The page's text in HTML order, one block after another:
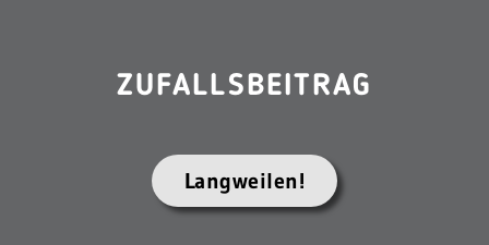
ZUFALLSBEITRAG
Langweilen!